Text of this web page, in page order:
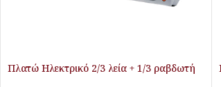
Πλατώ Ηλεκτρικό 2/3 λεία + 1/3 ραβδωτή